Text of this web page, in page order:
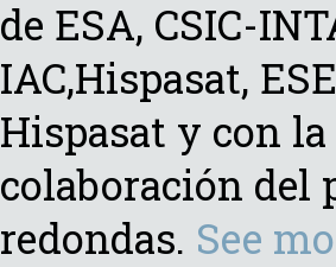
de ESA, CSIC-
IAC,Hispasat,
Hispasat y con
colaboración del
redondas. See